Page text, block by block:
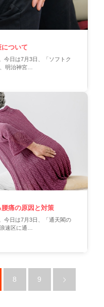
ついて
今日は7月3日、「ソフトク
明治神宮…
痛の原因と対策
今日は7月3日、「通天閣の
速区に通…
8 9